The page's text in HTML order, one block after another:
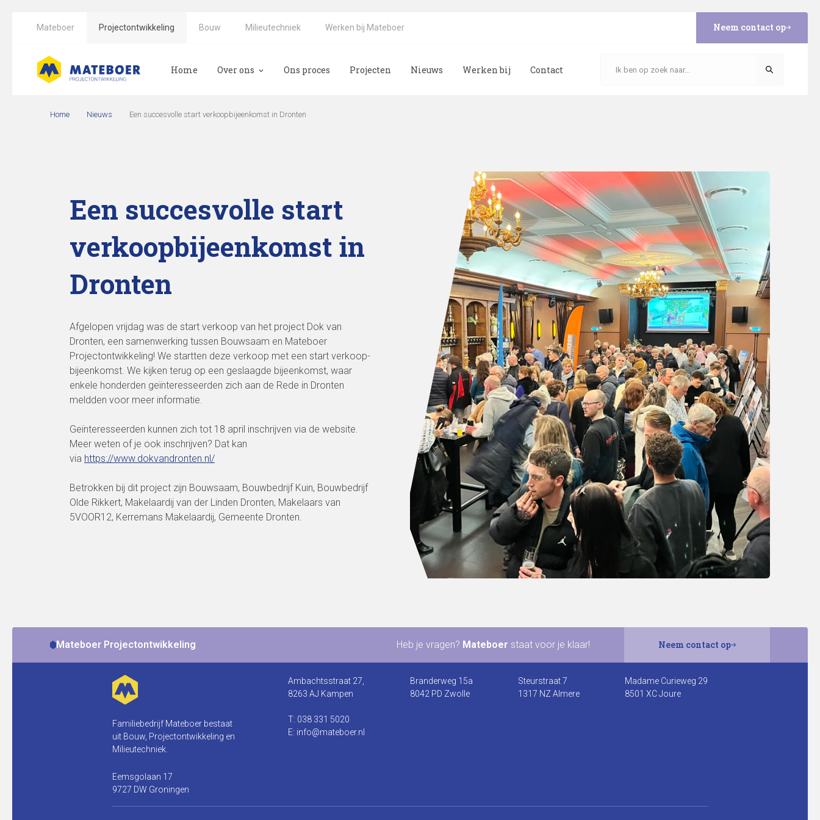
Mateboer Projectontwikkeling Bouw Milieutechniek Werken bij Mateboer Neem contact op
Home Over ons Ons proces Projecten Nieuws Werken bij Contact
Home Nieuws Een succesvolle start verkoopbijeenkomst in Dronten
Een succesvolle start
verkoopbijeenkomst in
Dronten
Afgelopen vrijdag was de start verkoop van het project Dok van
Dronten, een samenwerking tussen Bouwsaam en Mateboer
Projectontwikkeling! We startten deze verkoop met een start verkoop-
bijeenkomst. We kijken terug op een geslaagde bijeenkomst, waar
enkele honderden geïnteresseerden zich aan de Rede in Dronten
meldden voor meer informatie.
Geïnteresseerden kunnen zich tot 18 april inschrijven via de website.
Meer weten of je ook inschrijven? Dat kan
via https://www.dokvandronten.nl/
Betrokken bij dit project zijn Bouwsaam, Bouwbedrijf Kuin, Bouwbedrijf
Olde Rikkert, Makelaardij van der Linden Dronten, Makelaars van
5VOOR12, Kerremans Makelaardij, Gemeente Dronten.
Mateboer Projectontwikkeling Heb je vragen? Mateboer staat voor je klaar! Neem contact op
Familiebedrijf Mateboer bestaat
uit Bouw, Projectontwikkeling en
Milieutechniek.
Ambachtsstraat 27,
8263 AJ Kampen
T: 038 331 5020
E: info@mateboer.nl
Branderweg 15a
8042 PD Zwolle
Steurstraat 7
1317 NZ Almere
Madame Curieweg 29
8501 XC Joure
Eemsgolaan 17
9727 DW Groningen